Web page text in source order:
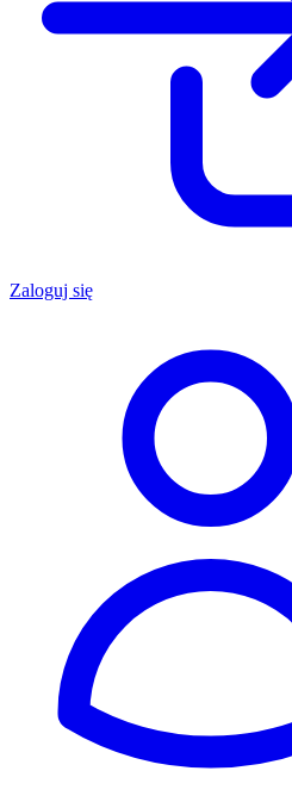
Zaloguj się